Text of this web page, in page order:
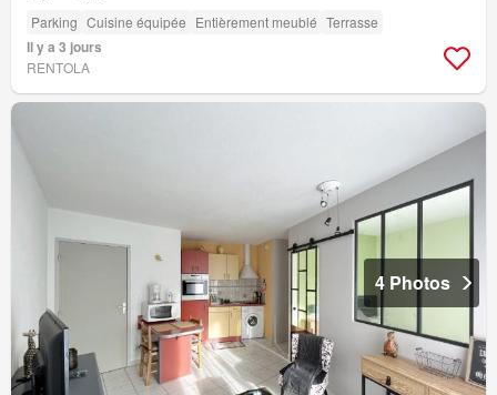
Parking Cuisine équipée Entièrement meublé Terrasse
Il y a 3 jours
RENTOLA
4 Photos